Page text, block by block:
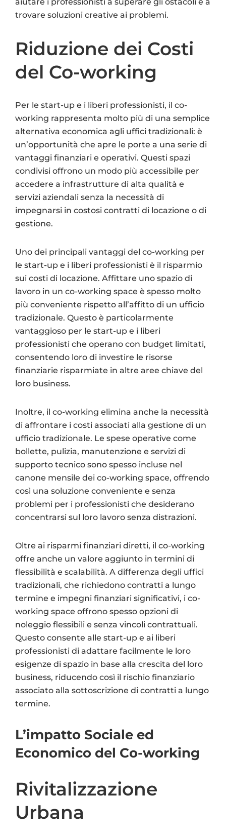
trovare soluzioni creative ai problemi.
Riduzione dei Costi
del Co-working
Per le start-up e i liberi professionisti, il co-
working rappresenta molto più di una semplice
alternativa economica agli uffici tradizionali: è
un’opportunità che apre le porte a una serie di
vantaggi finanziari e operativi. Questi spazi
condivisi offrono un modo più accessibile per
accedere a infrastrutture di alta qualità e
servizi aziendali senza la necessità di
impegnarsi in costosi contratti di locazione o di
gestione.
Uno dei principali vantaggi del co-working per
le start-up e i liberi professionisti è il risparmio
sui costi di locazione. Affittare uno spazio di
lavoro in un co-working space è spesso molto
più conveniente rispetto all’affitto di un ufficio
tradizionale. Questo è particolarmente
vantaggioso per le start-up e i liberi
professionisti che operano con budget limitati,
consentendo loro di investire le risorse
finanziarie risparmiate in altre aree chiave del
loro business.
Inoltre, il co-working elimina anche la necessità
di affrontare i costi associati alla gestione di un
ufficio tradizionale. Le spese operative come
bollette, pulizia, manutenzione e servizi di
supporto tecnico sono spesso incluse nel
canone mensile dei co-working space, offrendo
così una soluzione conveniente e senza
problemi per i professionisti che desiderano
concentrarsi sul loro lavoro senza distrazioni.
Oltre ai risparmi finanziari diretti, il co-working
offre anche un valore aggiunto in termini di
flessibilità e scalabilità. A differenza degli uffici
tradizionali, che richiedono contratti a lungo
termine e impegni finanziari significativi, i co-
working space offrono spesso opzioni di
noleggio flessibili e senza vincoli contrattuali.
Questo consente alle start-up e ai liberi
professionisti di adattare facilmente le loro
esigenze di spazio in base alla crescita del loro
business, riducendo così il rischio finanziario
associato alla sottoscrizione di contratti a lungo
termine.
L’impatto Sociale ed
Economico del Co-working
Rivitalizzazione
Urbana